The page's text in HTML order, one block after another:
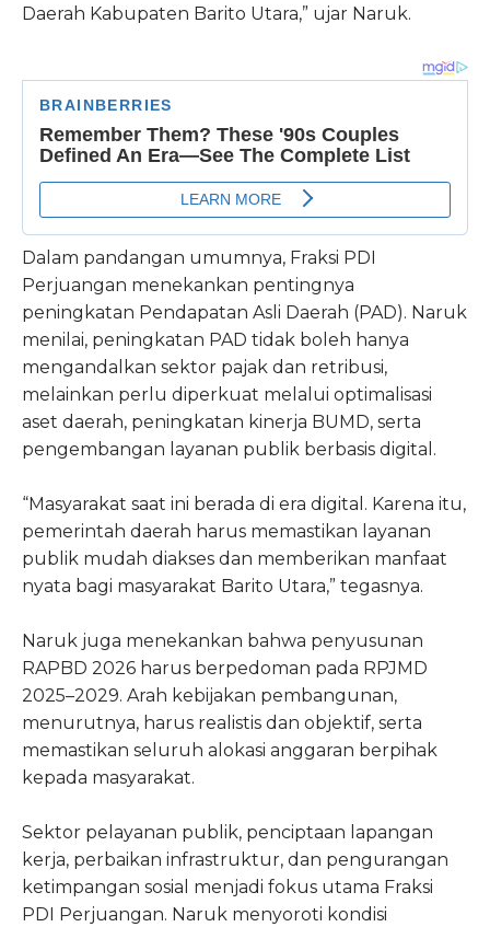
Daerah Kabupaten Barito Utara,” ujar Naruk.
Dalam pandangan umumnya, Fraksi PDI
Perjuangan menekankan pentingnya
peningkatan Pendapatan Asli Daerah (PAD). Naruk
menilai, peningkatan PAD tidak boleh hanya
mengandalkan sektor pajak dan retribusi,
melainkan perlu diperkuat melalui optimalisasi
aset daerah, peningkatan kinerja BUMD, serta
pengembangan layanan publik berbasis digital.
“Masyarakat saat ini berada di era digital. Karena itu,
pemerintah daerah harus memastikan layanan
publik mudah diakses dan memberikan manfaat
nyata bagi masyarakat Barito Utara,” tegasnya.
Naruk juga menekankan bahwa penyusunan
RAPBD 2026 harus berpedoman pada RPJMD
2025–2029. Arah kebijakan pembangunan,
menurutnya, harus realistis dan objektif, serta
memastikan seluruh alokasi anggaran berpihak
kepada masyarakat.
Sektor pelayanan publik, penciptaan lapangan
kerja, perbaikan infrastruktur, dan pengurangan
ketimpangan sosial menjadi fokus utama Fraksi
PDI Perjuangan. Naruk menyoroti kondisi